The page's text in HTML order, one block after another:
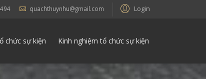
Login
quachthuynhu@gmail.com
chức sự kiện Kinh nghiệm tổ chức sự kiện